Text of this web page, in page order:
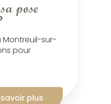
pose
Montreuil-sur-
pour
savoir plus